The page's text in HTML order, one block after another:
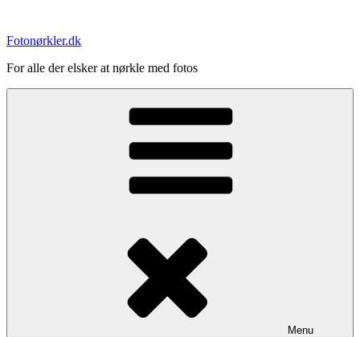
indhold
Fotonørkler.dk
For alle der elsker at nørkle med fotos
Menu